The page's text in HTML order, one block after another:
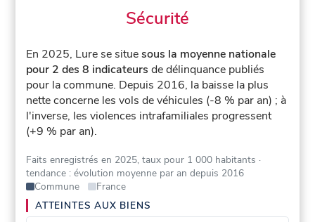
Sécurité
En 2025, Lure se situesous la moyenne nationale
pour 2 des 8 indicateurs de délinquance publiés
pour la commune. Depuis 2016, la baisse la plus
nette concerne les vols de véhicules (-8 % par an) ; à
l'inverse, les violences intrafamiliales progressent
(+9 % par an).
Faits enregistrés en 2025, taux pour 1 000 habitants ·
tendance : évolution moyenne par an depuis 2016
Commune
France
ATTEINTES AUX BIENS